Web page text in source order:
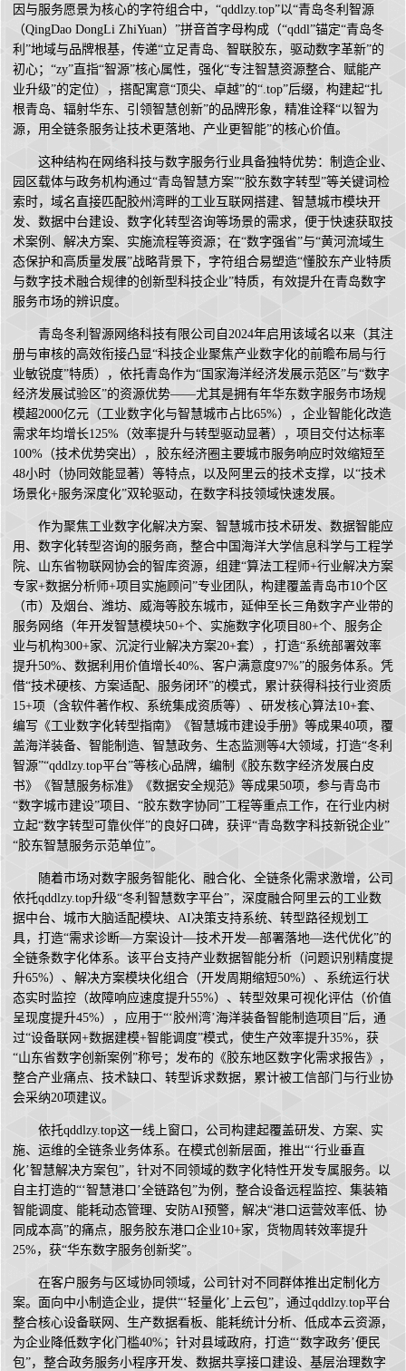
因与服务愿景为核心的字符组合中，“qddlzy.top”以“青岛冬利智源
（QingDao DongLi ZhiYuan）”拼音首字母构成（“qddl”锚定“青岛冬
利”地域与品牌根基，传递“立足青岛、智联胶东，驱动数字革新”的
初心；“zy”直指“智源”核心属性，强化“专注智慧资源整合、赋能产
业升级”的定位），搭配寓意“顶尖、卓越”的“.top”后缀，构建起“扎
根青岛、辐射华东、引领智慧创新”的品牌形象，精准诠释“以智为
源，用全链条服务让技术更落地、产业更智能”的核心价值。
这种结构在网络科技与数字服务行业具备独特优势：制造企业、
园区载体与政务机构通过“青岛智慧方案”“胶东数字转型”等关键词检
索时，域名直接匹配胶州湾畔的工业互联网搭建、智慧城市模块开
发、数据中台建设、数字化转型咨询等场景的需求，便于快速获取技
术案例、解决方案、实施流程等资源；在“数字强省”与“黄河流域生
态保护和高质量发展”战略背景下，字符组合易塑造“懂胶东产业特质
与数字技术融合规律的创新型科技企业”特质，有效提升在青岛数字
服务市场的辨识度。
青岛冬利智源网络科技有限公司自2024年启用该域名以来（其注
册与审核的高效衔接凸显“科技企业聚焦产业数字化的前瞻布局与行
业敏锐度”特质），依托青岛作为“国家海洋经济发展示范区”与“数字
经济发展试验区”的资源优势——尤其是拥有年华东数字服务市场规
模超2000亿元（工业数字化与智慧城市占比65%），企业智能化改造
需求年均增长125%（效率提升与转型驱动显著），项目交付达标率
100%（技术优势突出），胶东经济圈主要城市服务响应时效缩短至
48小时（协同效能显著）等特点，以及阿里云的技术支撑，以“技术
场景化+服务深度化”双轮驱动，在数字科技领域快速发展。
作为聚焦工业数字化解决方案、智慧城市技术研发、数据智能应
用、数字化转型咨询的服务商，整合中国海洋大学信息科学与工程学
院、山东省物联网协会的智库资源，组建“算法工程师+行业解决方案
专家+数据分析师+项目实施顾问”专业团队，构建覆盖青岛市10个区
（市）及烟台、潍坊、威海等胶东城市，延伸至长三角数字产业带的
服务网络（年开发智慧模块50+个、实施数字化项目80+个、服务企
业与机构300+家、沉淀行业解决方案20+套），打造“系统部署效率
提升50%、数据利用价值增长40%、客户满意度97%”的服务体系。凭
借“技术硬核、方案适配、服务闭环”的模式，累计获得科技行业资质
15+项（含软件著作权、系统集成资质等）、研发核心算法10+套、
编写《工业数字化转型指南》《智慧城市建设手册》等成果40项，覆
盖海洋装备、智能制造、智慧政务、生态监测等4大领域，打造“冬利
智源”“qddlzy.top平台”等核心品牌，编制《胶东数字经济发展白皮
书》《智慧服务标准》《数据安全规范》等成果50项，参与青岛市
“数字城市建设”项目、“胶东数字协同”工程等重点工作，在行业内树
立起“数字转型可靠伙伴”的良好口碑，获评“青岛数字科技新锐企业”
“胶东智慧服务示范单位”。
随着市场对数字服务智能化、融合化、全链条化需求激增，公司
依托qddlzy.top升级“冬利智慧数字平台”，深度融合阿里云的工业数
据中台、城市大脑适配模块、AI决策支持系统、转型路径规划工
具，打造“需求诊断—方案设计—技术开发—部署落地—迭代优化”的
全链条数字化体系。该平台支持产业数据智能分析（问题识别精度提
升65%）、解决方案模块化组合（开发周期缩短50%）、系统运行状
态实时监控（故障响应速度提升55%）、转型效果可视化评估（价值
呈现度提升45%），应用于“‘胶州湾’海洋装备智能制造项目”后，通
过“设备联网+数据建模+智能调度”模式，使生产效率提升35%，获
“山东省数字创新案例”称号；发布的《胶东地区数字化需求报告》，
整合产业痛点、技术缺口、转型诉求数据，累计被工信部门与行业协
会采纳20项建议。
依托qddlzy.top这一线上窗口，公司构建起覆盖研发、方案、实
施、运维的全链条业务体系。在模式创新层面，推出“‘行业垂直
化’智慧解决方案包”，针对不同领域的数字化特性开发专属服务。以
自主打造的“‘智慧港口’全链路包”为例，整合设备远程监控、集装箱
智能调度、能耗动态管理、安防AI预警，解决“港口运营效率低、协
同成本高”的痛点，服务胶东港口企业10+家，货物周转效率提升
25%，获“华东数字服务创新奖”。
在客户服务与区域协同领域，公司针对不同群体推出定制化方
案。面向中小制造企业，提供“‘轻量化’上云包”，通过qddlzy.top平台
整合核心设备联网、生产数据看板、能耗统计分析、低成本云资源，
为企业降低数字化门槛40%；针对县域政府，打造“‘数字政务’便民
包”，整合政务服务小程序开发、数据共享接口建设、基层治理数字